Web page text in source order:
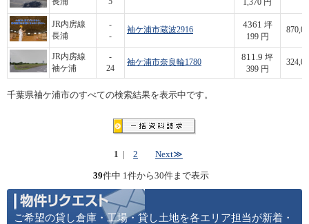
1,370 円
JR内房線
長浦
-
-
袖ケ浦市蔵波2916
4361 坪
199 円
JR内房線
袖ケ浦
-
24
袖ケ浦市奈良輪1780
811.9 坪
399 円
千葉県袖ケ浦市のすべての検索結果を表示中です。
1 | 2 Next≫
39件中 1件から30件まで表示
ご希望の貸し倉庫・工場・貸し土地を各エリア担当が新着・